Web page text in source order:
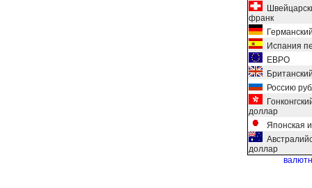
франк
Испания
ЕВРО
Россию
доллар
Японская
доллар